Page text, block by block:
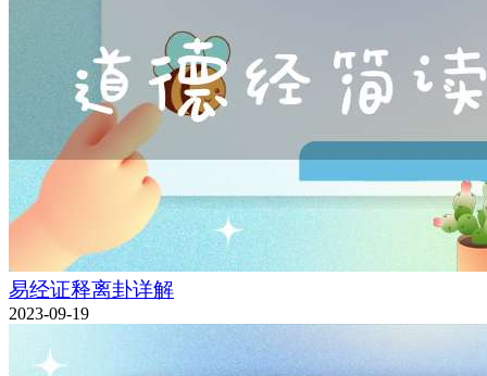
易经证释离卦详解
2023-09-19